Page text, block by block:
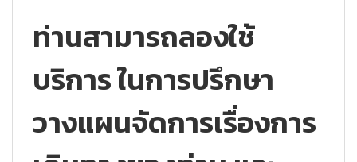
ท่านสามารถลองใช้
บริการ ในการปรึกษา
วางแผนจัดการเรื่องการ